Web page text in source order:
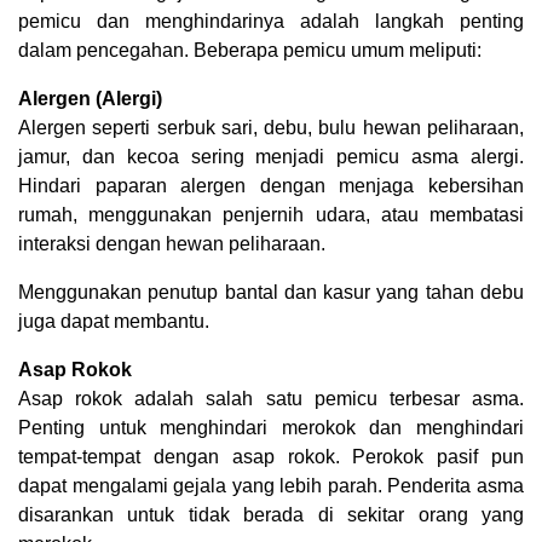
pemicu dan menghindarinya adalah langkah penting
dalam pencegahan. Beberapa pemicu umum meliputi:
Alergen (Alergi)
Alergen seperti serbuk sari, debu, bulu hewan peliharaan,
jamur, dan kecoa sering menjadi pemicu asma alergi.
Hindari paparan alergen dengan menjaga kebersihan
rumah, menggunakan penjernih udara, atau membatasi
interaksi dengan hewan peliharaan.
Menggunakan penutup bantal dan kasur yang tahan debu
juga dapat membantu.
Asap Rokok
Asap rokok adalah salah satu pemicu terbesar asma.
Penting untuk menghindari merokok dan menghindari
tempat-tempat dengan asap rokok. Perokok pasif pun
dapat mengalami gejala yang lebih parah. Penderita asma
disarankan untuk tidak berada di sekitar orang yang